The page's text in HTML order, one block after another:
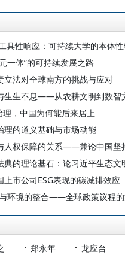
具性响应：可持续大学的本体
一体”的可持续发展之路
立法对全球南方的挑战与应对
生生不息——从农耕文明到数智
理，中国为何能后来居上
理的道义基础与市场动能
市公司ESG表现的碳减排效应
郑永年 龙应台